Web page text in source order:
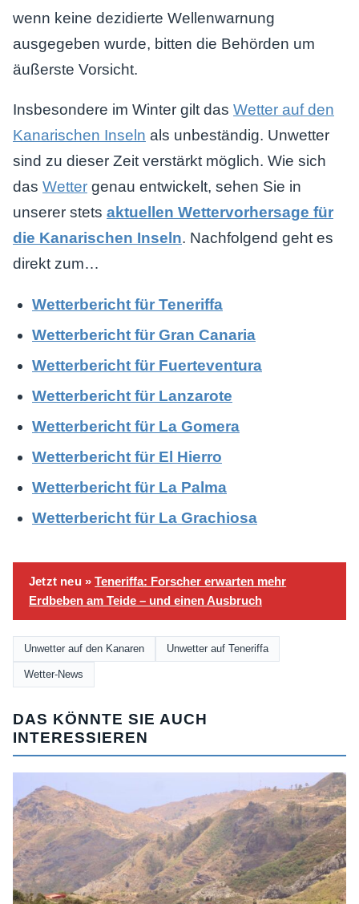
wenn keine dezidierte Wellenwarnung
ausgegeben wurde, bitten die Behörden um
äußerste Vorsicht.
Insbesondere im Winter gilt das Wetter auf den
Kanarischen Inseln als unbeständig. Unwetter
sind zu dieser Zeit verstärkt möglich. Wie sich
das Wetter genau entwickelt, sehen Sie in
unserer stets aktuellen Wettervorhersage für
die Kanarischen Inseln. Nachfolgend geht es
direkt zum…
Wetterbericht für Teneriffa
Wetterbericht für Gran Canaria
Wetterbericht für Fuerteventura
Wetterbericht für Lanzarote
Wetterbericht für La Gomera
Wetterbericht für El Hierro
Wetterbericht für La Palma
Wetterbericht für La Grachiosa
Jetzt neu » Teneriffa: Forscher erwarten mehr
Erdbeben am Teide – und einen Ausbruch
Unwetter auf den Kanaren Unwetter auf Teneriffa
Wetter-News
DAS KÖNNTE SIE AUCH
INTERESSIEREN